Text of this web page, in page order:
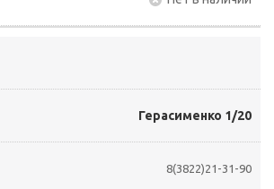
Герасименко 1/20
8(3822)21-31-90